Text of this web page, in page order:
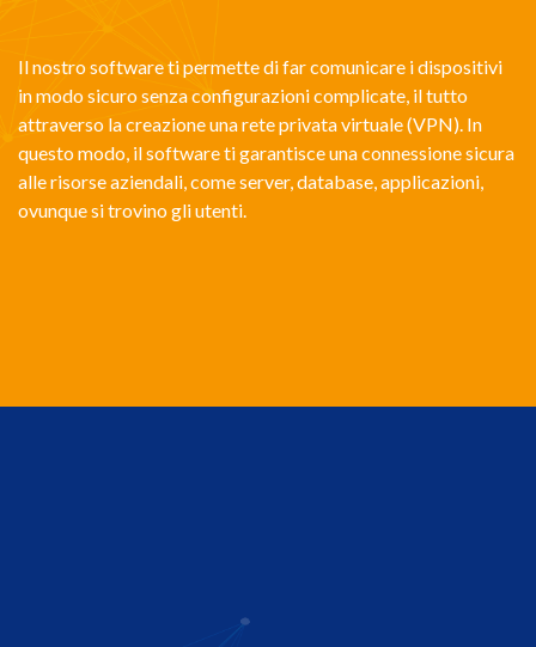
Il nostro software ti permette di far comunicare i dispositivi
in modo sicuro senza configurazioni complicate, il tutto
attraverso la creazione una rete privata virtuale (VPN). In
questo modo, il software ti garantisce una connessione sicura
alle risorse aziendali, come server, database, applicazioni,
ovunque si trovino gli utenti.